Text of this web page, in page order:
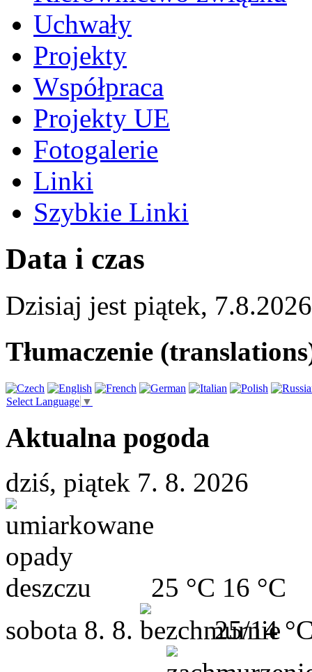
Uchwały
Projekty
Współpraca
Projekty UE
Fotogalerie
Linki
Szybkie Linki
Data i czas
Dzisiaj jest piątek, 7.8.2026
Tłumaczenie
Select Language ▼
Aktualna pogoda
dziś, piątek 7. 8. 2026
25 °C 16 °C
sobota 8. 8. 25/14